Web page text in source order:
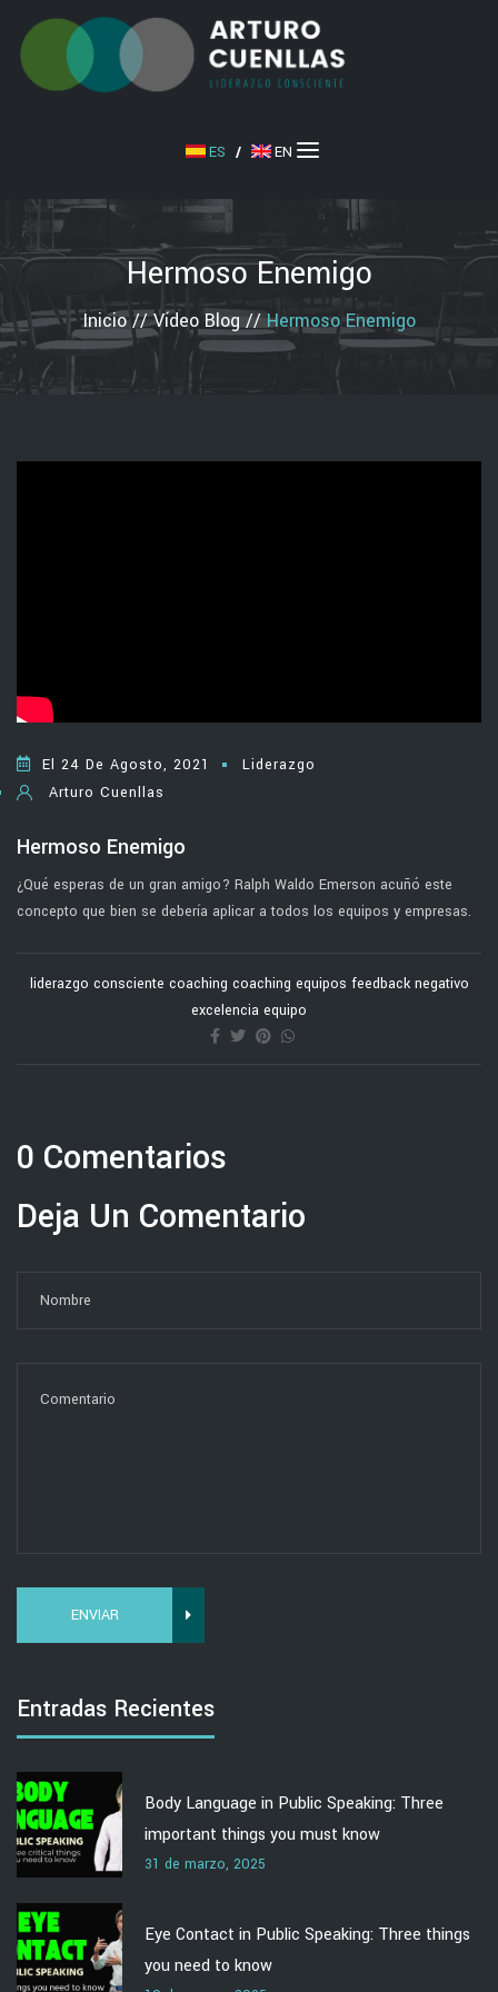
ES / EN
Hermoso Enemigo
Inicio//Vídeo Blog //Hermoso Enemigo
El 24 De Agosto, 2021
Liderazgo
Arturo Cuenllas
Hermoso Enemigo
¿Qué esperas de un gran amigo? Ralph Waldo Emerson acuñó este
concepto que bien se debería aplicar a todos los equipos y empresas.
liderazgo consciente coaching coaching equipos feedback negativo
excelencia equipo
0 Comentarios
Deja Un Comentario
ENVIAR
Entradas Recientes
Body Language in Public Speaking: Three
important things you must know
31 de marzo, 2025
Eye Contact in Public Speaking: Three things
you need to know